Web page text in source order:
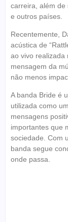
carreira, além de
e outros países.
Recentemente,
acústica de
ao vivo realizada
mensagem da
não menos
A banda Bride é
utilizada como
mensagens
importantes que
sociedade. Com
banda segue
onde passa.